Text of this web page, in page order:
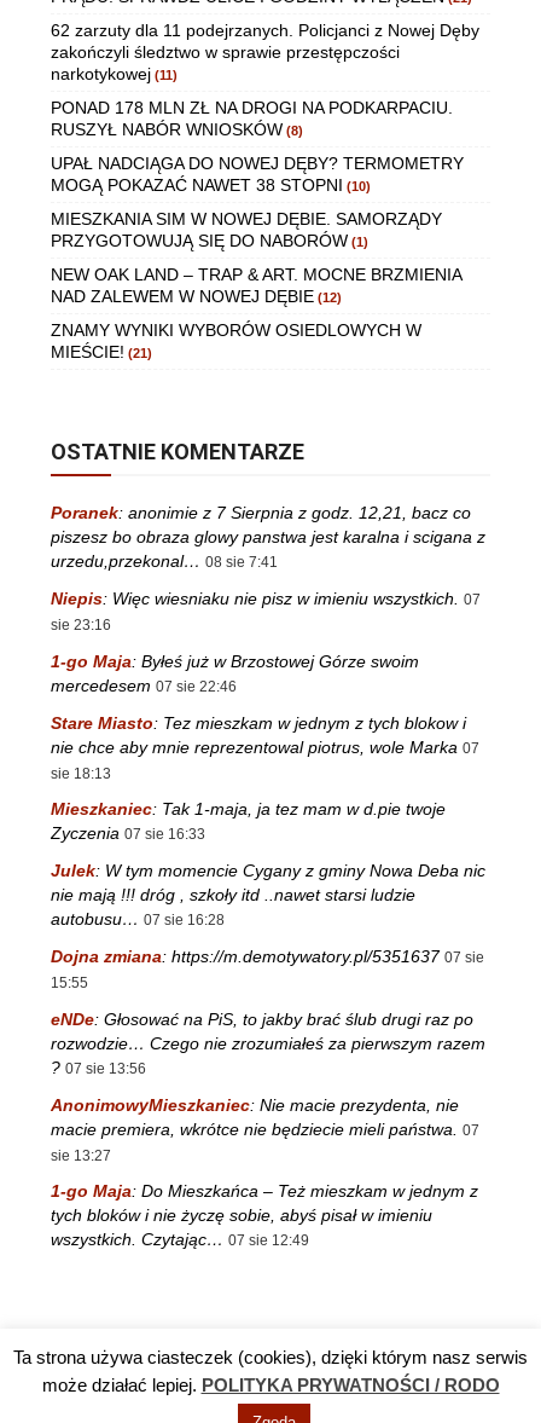
62 zarzuty dla 11 podejrzanych. Policjanci z Nowej Dęby
zakończyli śledztwo w sprawie przestępczości
narkotykowej (11)
PONAD 178 MLN ZŁ NA DROGI NA PODKARPACIU.
RUSZYŁ NABÓR WNIOSKÓW (8)
UPAŁ NADCIĄGA DO NOWEJ DĘBY? TERMOMETRY
MOGĄ POKAZAĆ NAWET 38 STOPNI (10)
MIESZKANIA SIM W NOWEJ DĘBIE. SAMORZĄDY
PRZYGOTOWUJĄ SIĘ DO NABORÓW (1)
NEW OAK LAND – TRAP & ART. MOCNE BRZMIENIA
NAD ZALEWEM W NOWEJ DĘBIE (12)
ZNAMY WYNIKI WYBORÓW OSIEDLOWYCH W
MIEŚCIE! (21)
OSTATNIE KOMENTARZE
Poranek: anonimie z 7 Sierpnia z godz. 12,21, bacz co
piszesz bo obraza glowy panstwa jest karalna i scigana z
urzedu,przekonal… 08 sie 7:41
Niepis: Więc wiesniaku nie pisz w imieniu wszystkich.
07
sie 23:16
1-go Maja: Byłeś już w Brzostowej Górze swoim
mercedesem 07 sie 22:46
Stare Miasto: Tez mieszkam w jednym z tych blokow i
nie chce aby mnie reprezentowal piotrus, wole Marka 07
sie 18:13
Mieszkaniec: Tak 1-maja, ja tez mam w d.pie twoje
Zyczenia 07 sie 16:33
Julek: W tym momencie Cygany z gminy Nowa Deba nic
nie mają !!! dróg , szkoły itd ..nawet starsi ludzie
autobusu… 07 sie 16:28
Dojna zmiana: https://m.demotywatory.pl/5351637 07 sie
15:55
eNDe: Głosować na PiS, to jakby brać ślub drugi raz po
rozwodzie… Czego nie zrozumiałeś za pierwszym razem
? 07 sie 13:56
AnonimowyMieszkaniec: Nie macie prezydenta, nie
macie premiera, wkrótce nie będziecie mieli państwa.
07
sie 13:27
1-go Maja: Do Mieszkańca – Też mieszkam w jednym z
tych bloków i nie życzę sobie, abyś pisał w imieniu
wszystkich. Czytając… 07 sie 12:49
Reklama TV DĘBA Polityka prywatności / RODO Kontakt
Ta strona używa ciasteczek (cookies), dzięki którym nasz serwis
może działać lepiej. POLITYKA PRYWATNOŚCI / RODO